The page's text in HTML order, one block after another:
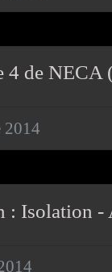
4 de NECA
2014
: Isolation